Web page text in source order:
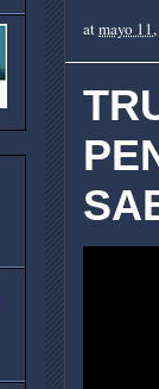
atmayo